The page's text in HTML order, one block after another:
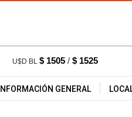
U$D BL $ 1505 / $ 1525
INFORMACIÓN GENERAL